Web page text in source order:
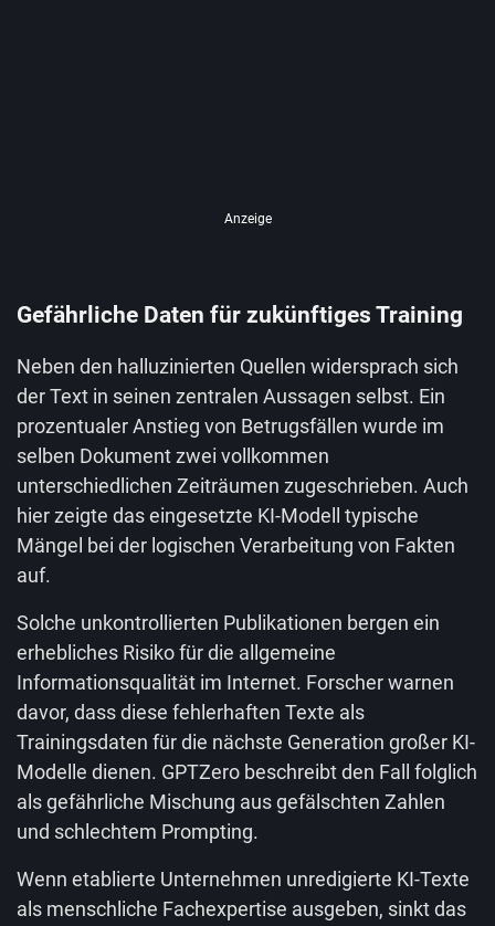
Anzeige
Gefährliche Daten für zukünftiges Training
Neben den halluzinierten Quellen widersprach sich
der Text in seinen zentralen Aussagen selbst. Ein
prozentualer Anstieg von Betrugsfällen wurde im
selben Dokument zwei vollkommen
unterschiedlichen Zeiträumen zugeschrieben. Auch
hier zeigte das eingesetzte KI-Modell typische
Mängel bei der logischen Verarbeitung von Fakten
auf.
Solche unkontrollierten Publikationen bergen ein
erhebliches Risiko für die allgemeine
Informationsqualität im Internet. Forscher warnen
davor, dass diese fehlerhaften Texte als
Trainingsdaten für die nächste Generation großer KI-
Modelle dienen. GPTZero beschreibt den Fall folglich
als gefährliche Mischung aus gefälschten Zahlen
und schlechtem Prompting.
Wenn etablierte Unternehmen unredigierte KI-Texte
als menschliche Fachexpertise ausgeben, sinkt das